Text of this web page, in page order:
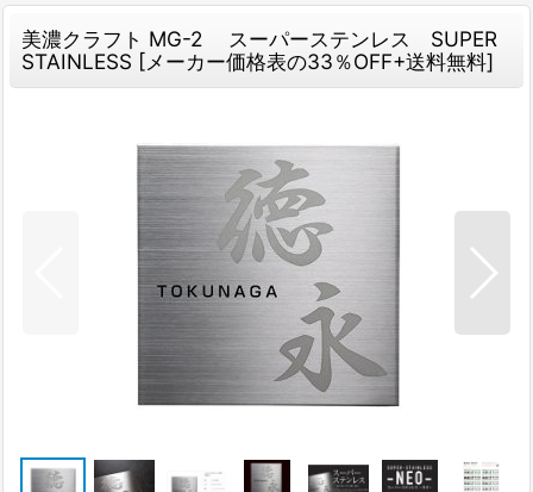
美濃クラフト MG-2 スーパーステンレス SUPER
STAINLESS [メーカー価格表の33％OFF+送料無料]